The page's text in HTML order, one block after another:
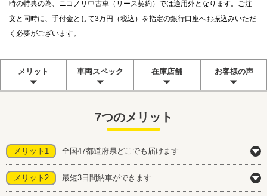
時の特典の為、ニコノリ中古車（リース契約）では適用外となります。ご注
文と同時に、手付金として3万円（税込）を指定の銀行口座へお振込みいただ
く必要がございます。
メリット 車両スペック 在庫店舗 お客様の声
7つのメリット
メリット1 全国47都道府県どこでも届けます
メリット2 最短3日間納車ができます